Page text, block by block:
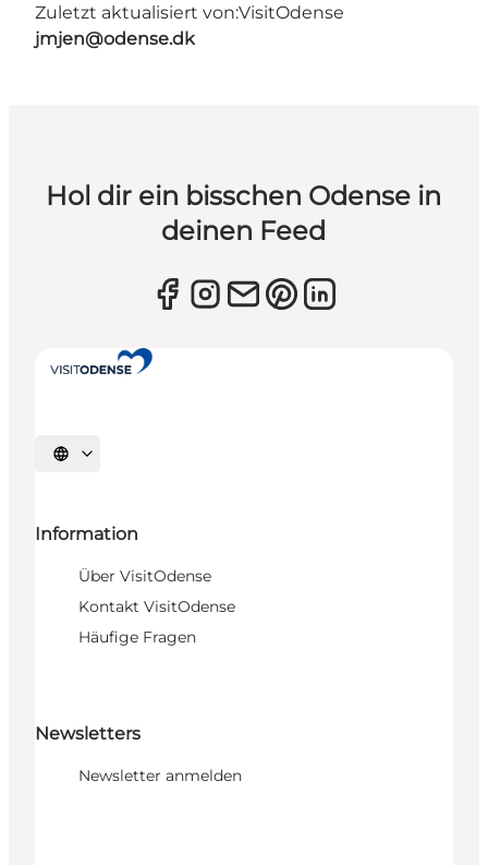
Zuletzt aktualisiert von:VisitOdense
jmjen@odense.dk
Hol dir ein bisschen Odense in
deinen Feed
Sprache auswählen
Information
Über VisitOdense
Kontakt VisitOdense
Häufige Fragen
Newsletters
Newsletter anmelden